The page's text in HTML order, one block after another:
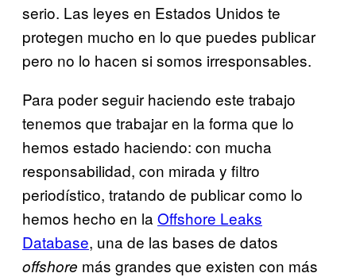
serio. Las leyes en Estados Unidos te
protegen mucho en lo que puedes publicar
pero no lo hacen si somos irresponsables.
Para poder seguir haciendo este trabajo
tenemos que trabajar en la forma que lo
hemos estado haciendo: con mucha
responsabilidad, con mirada y filtro
periodístico, tratando de publicar como lo
hemos hecho en la Offshore Leaks
Database, una de las bases de datos
offshore más grandes que existen con más